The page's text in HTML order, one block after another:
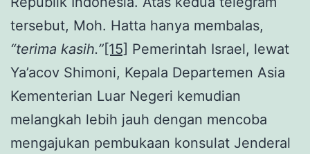
tersebut, Moh. Hatta hanya membalas,
“terima kasih.”[15] Pemerintah Israel, lewat
Ya’acov Shimoni, Kepala Departemen Asia
Kementerian Luar Negeri kemudian
melangkah lebih jauh dengan mencoba
mengajukan pembukaan konsulat Jenderal